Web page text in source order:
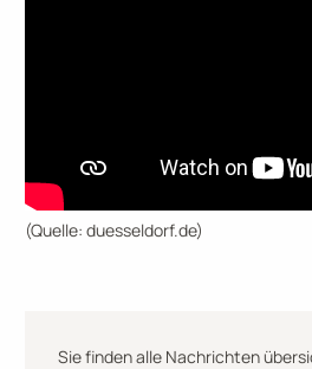
(Quelle: duesseldorf.de)
Sie finden alle Nachrichten